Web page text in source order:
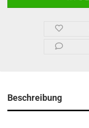
Beschreibung